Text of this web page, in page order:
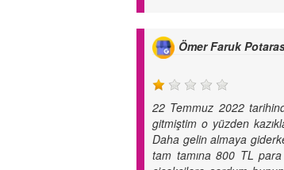
Ömer Faruk
22 Temmuz 2022
gitmiştim o yüzden
Daha gelin almaya
tam tamına 800 TL